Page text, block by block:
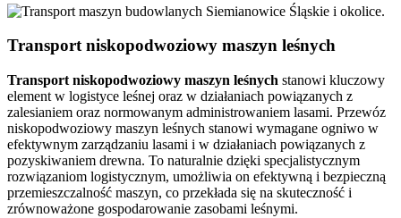
Transport niskopodwoziowy maszyn leśnych
Transport niskopodwoziowy maszyn leśnych stanowi kluczowy
element w logistyce leśnej oraz w działaniach powiązanych z
zalesianiem oraz normowanym administrowaniem lasami. Przewóz
niskopodwoziowy maszyn leśnych stanowi wymagane ogniwo w
efektywnym zarządzaniu lasami i w działaniach powiązanych z
pozyskiwaniem drewna. To naturalnie dzięki specjalistycznym
rozwiązaniom logistycznym, umożliwia on efektywną i bezpieczną
przemieszczalność maszyn, co przekłada się na skuteczność i
zrównoważone gospodarowanie zasobami leśnymi.